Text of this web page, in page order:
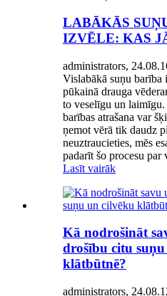
LABĀKĀS
IZVĒLE: KAS
administrators,
Vislabākā suņu barība
pūkainā drauga
to veselīgu un laimīgu.
barības atrašana var
ņemot vērā tik daudz
neuztraucieties, mēs
padarīt šo procesu par
Lasīt vairāk
Kā nodrošināt
drošību citu
klātbūtnē?
administrators,